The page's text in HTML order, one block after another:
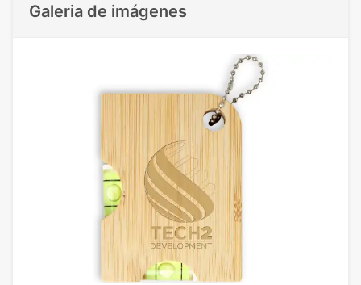
Galeria de imágenes